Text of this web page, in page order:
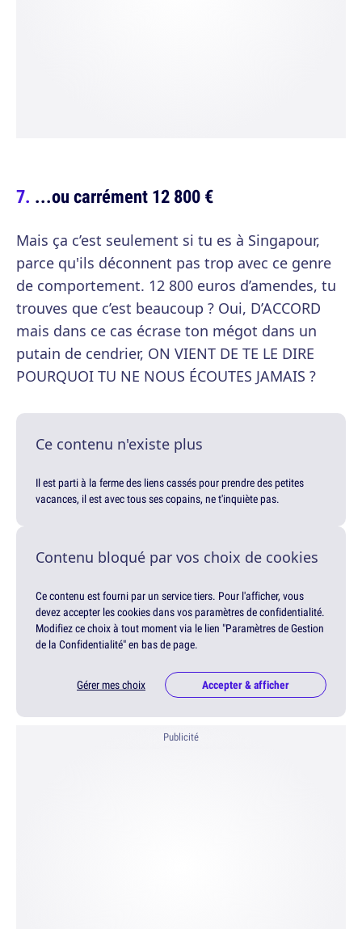
...ou carrément 12 800 €
Mais ça c’est seulement si tu es à Singapour,
parce qu'ils déconnent pas trop avec ce genre
de comportement. 12 800 euros d’amendes, tu
trouves que c’est beaucoup ? Oui, D’ACCORD
mais dans ce cas écrase ton mégot dans un
putain de cendrier, ON VIENT DE TE LE DIRE
POURQUOI TU NE NOUS ÉCOUTES JAMAIS ?
Ce contenu n'existe plus
Il est parti à la ferme des liens cassés pour prendre des petites
vacances, il est avec tous ses copains, ne t'inquiète pas.
Contenu bloqué par vos choix de cookies
Ce contenu est fourni par un service tiers. Pour l'afficher, vous
devez accepter les cookies dans vos paramètres de confidentialité.
Modifiez ce choix à tout moment via le lien "Paramètres de Gestion
de la Confidentialité" en bas de page.
Gérer mes choix Accepter & afficher
Publicité